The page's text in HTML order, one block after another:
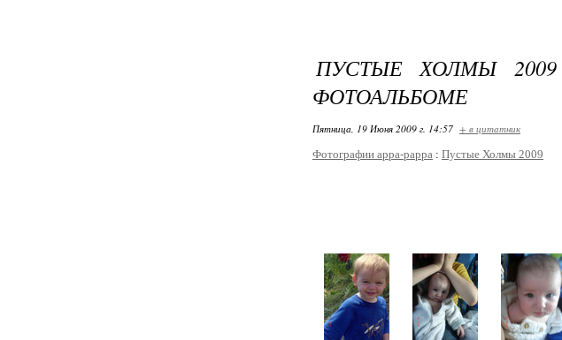
ПУСТЫЕ ХОЛМЫ
ФОТОАЛЬБОМЕ
Пятница, 19 Июня 2009 г. 14:57 + в цитатник
Фотографии appa-pappa : Пустые Холмы 2009